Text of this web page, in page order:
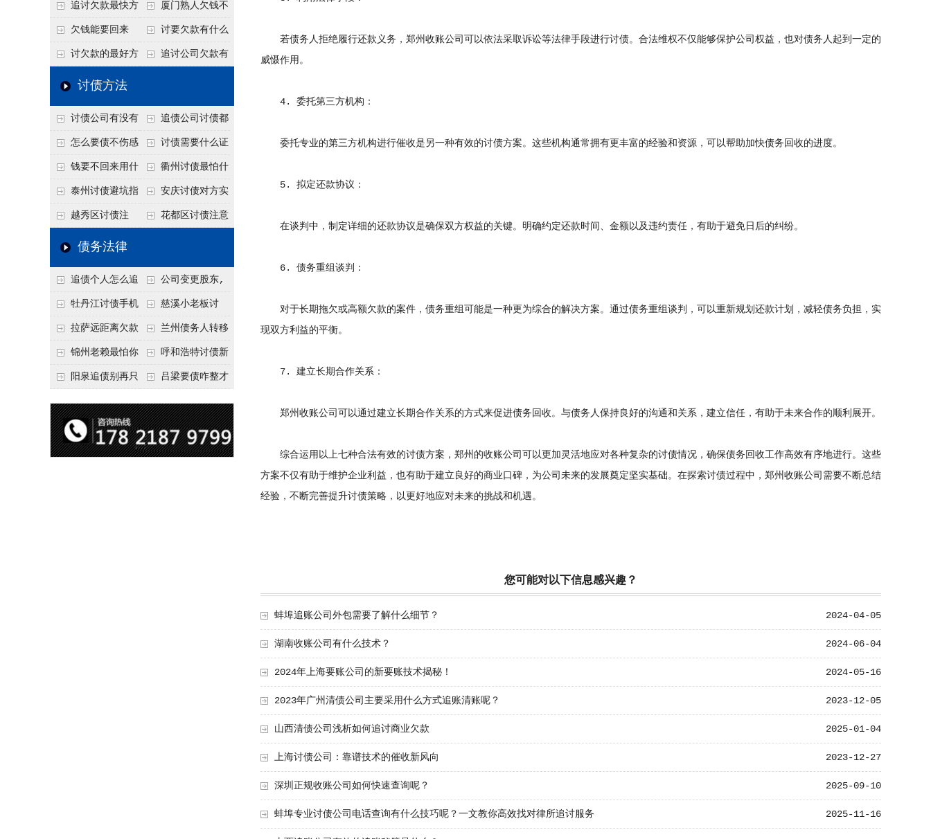
书面承诺的法律效力 的心态催收事半功倍
纷咋办？这一招好开
口
讨
追讨欠款最快方
法是什么？
厦门熟人欠钱不
还？2026年合法秘
籍！
欠钱能要回来
吗？
讨要欠款有什么
好办法
讨欠款的最好方 追讨公司欠款有
讨债方法
讨债公司有没有
行业协会？正规机构
的行业自律和认证
追债公司讨债都
有哪些手段
怎么要债不伤感
情？
讨债需要什么证
据
钱要不回来用什
么方法要回来
衢州讨债最怕什
么？2026年这两个关
键细节，做错就很难
泰州讨债避坑指
南：2026年这2个细
节不注意，钱很难要
安庆讨债对方实
在没钱咋办？
越秀区讨债注
意！没有借条只有微
把钱要回来
花都区讨债注意
节点”催收最有效
债务法律
追债个人怎么追
回呢？2026年最新绝
招选择！
公司变更股东,
变更前的债权债务谁
承担
牡丹江讨债手机
搞定：2026年线上立
案追债全流程，足不
出户
慈溪小老板讨
债，2026年这2个本
地行业协会出面，比
法院传票快
拉萨远距离欠款
对方在牧区联系不
上，2026年委托当地
兰州债务人转移
财产后申请破产，20
26年破产程序里还能
锦州老赖最怕你
懂这1条，2026
罪”详解，能判刑
呼和浩特讨债新
招：2026年用“律师
成本低见效快
阳泉追债别再只
类隐形财产（公积
金、保单）也能执行
吕梁要债咋整才
调解渠道，比找公司
强
若债务人拒绝履行还款义务，郑州收账公司可以依法采取诉讼等法律手段进行讨债。合法维权不仅能够保护公司权益，也对债务人起到一定的
威慑作用。
4. 委托第三方机构：
委托专业的第三方机构进行催收是另一种有效的讨债方案。这些机构通常拥有更丰富的经验和资源，可以帮助加快债务回收的进度。
5. 拟定还款协议：
在谈判中，制定详细的还款协议是确保双方权益的关键。明确约定还款时间、金额以及违约责任，有助于避免日后的纠纷。
6. 债务重组谈判：
对于长期拖欠或高额欠款的案件，债务重组可能是一种更为综合的解决方案。通过债务重组谈判，可以重新规划还款计划，减轻债务负担，实
现双方利益的平衡。
7. 建立长期合作关系：
郑州收账公司可以通过建立长期合作关系的方式来促进债务回收。与债务人保持良好的沟通和关系，建立信任，有助于未来合作的顺利展开。
综合运用以上七种合法有效的讨债方案，郑州的收账公司可以更加灵活地应对各种复杂的讨债情况，确保债务回收工作高效有序地进行。这些
方案不仅有助于维护企业利益，也有助于建立良好的商业口碑，为公司未来的发展奠定坚实基础。在探索讨债过程中，郑州收账公司需要不断总结
经验，不断完善提升讨债策略，以更好地应对未来的挑战和机遇。
您可能对以下信息感兴趣？
2024-04-05
蚌埠追账公司外包需要了解什么细节？
2024-06-04
湖南收账公司有什么技术？
2024-05-16
2024年上海要账公司的新要账技术揭秘！
2023-12-05
2023年广州清债公司主要采用什么方式追账清账呢？
2025-01-04
山西清债公司浅析如何追讨商业欠款
2023-12-27
上海讨债公司：靠谱技术的催收新风向
2025-09-10
深圳正规收账公司如何快速查询呢？
2025-11-16
蚌埠专业讨债公司电话查询有什么技巧呢？一文教你高效找对律所追讨服务